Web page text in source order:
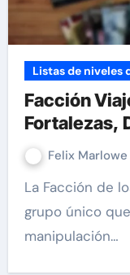
Listas de niveles
Facción
Fortalezas,
Felix Marlowe
La Facción de los Viajeros del Tiempo es un
grupo único
manipulación…